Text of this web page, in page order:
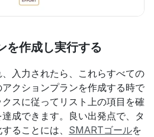
を作成し実行する
入力されたら、これらすべての
クションプランを作成する時で
スに従ってリスト上の項目を確
成できます。良い出発点で、タ
ることには、 SMARTゴールを